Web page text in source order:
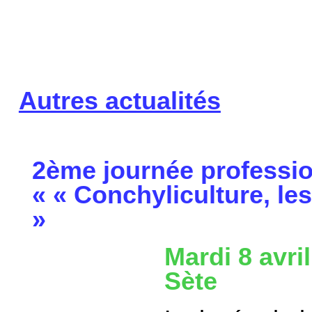
Autres actualités
2ème journée
« « Conchyliculture,
»
Mardi 8
Sète